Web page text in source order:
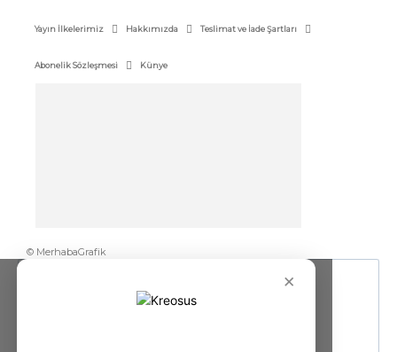
Yayın İlkelerimiz Hakkımızda Teslimat ve İade Şartları
Abonelik Sözleşmesi Künye
© MerhabaGrafik
×